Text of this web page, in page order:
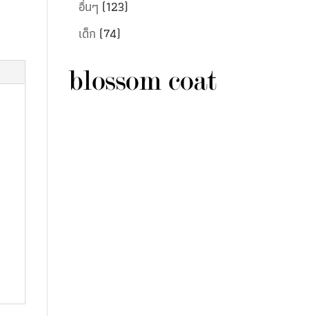
อื่นๆ (123)
เด็ก (74)